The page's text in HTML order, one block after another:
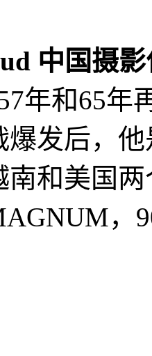
中国摄
年和65年
爆发后，
南和美国
，